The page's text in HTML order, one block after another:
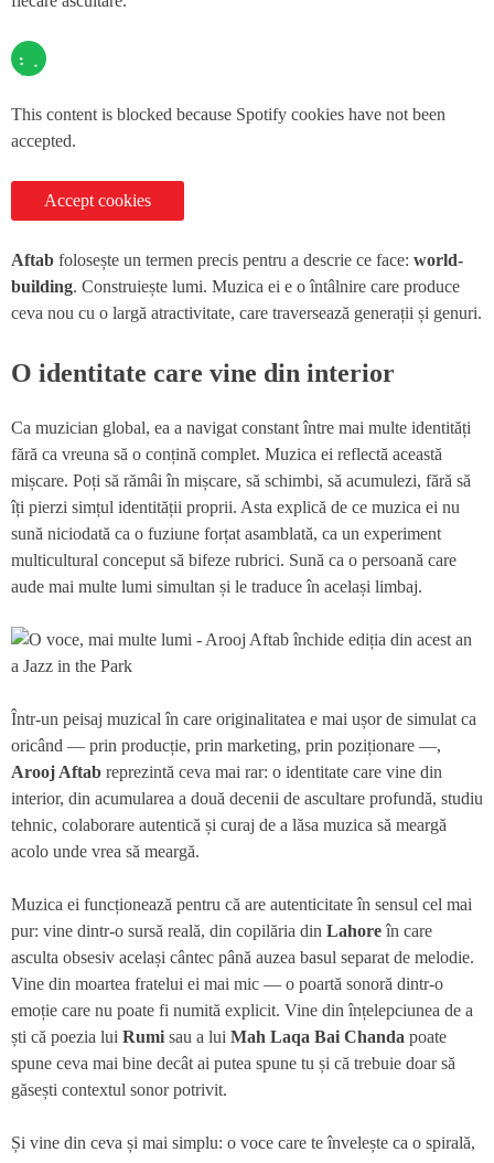
This content is blocked because Spotify cookies have not been
accepted.
Accept cookies
Aftab folosește un termen precis pentru a descrie ce face: world-
building. Construiește lumi. Muzica ei e o întâlnire care produce
ceva nou cu o largă atractivitate, care traversează generații și genuri.
O identitate care vine din interior
Ca muzician global, ea a navigat constant între mai multe identități
fără ca vreuna să o conțină complet. Muzica ei reflectă această
mișcare. Poți să rămâi în mișcare, să schimbi, să acumulezi, fără să
îți pierzi simțul identității proprii. Asta explică de ce muzica ei nu
sună niciodată ca o fuziune forțat asamblată, ca un experiment
multicultural conceput să bifeze rubrici. Sună ca o persoană care
aude mai multe lumi simultan și le traduce în același limbaj.
Într-un peisaj muzical în care originalitatea e mai ușor de simulat ca
oricând — prin producție, prin marketing, prin poziționare —,
Arooj Aftab reprezintă ceva mai rar: o identitate care vine din
interior, din acumularea a două decenii de ascultare profundă, studiu
tehnic, colaborare autentică și curaj de a lăsa muzica să meargă
acolo unde vrea să meargă.
Muzica ei funcționează pentru că are autenticitate în sensul cel mai
pur: vine dintr-o sursă reală, din copilăria din Lahoreîn care
asculta obsesiv același cântec până auzea basul separat de melodie.
Vine din moartea fratelui ei mai mic — o poartă sonoră dintr-o
emoție care nu poate fi numită explicit. Vine din înțelepciunea de a
ști că poezia lui Rumi sau a lui Mah Laqa Bai Chanda poate
spune ceva mai bine decât ai putea spune tu și că trebuie doar să
găsești contextul sonor potrivit.
Și vine din ceva și mai simplu: o voce care te învelește ca o spirală,